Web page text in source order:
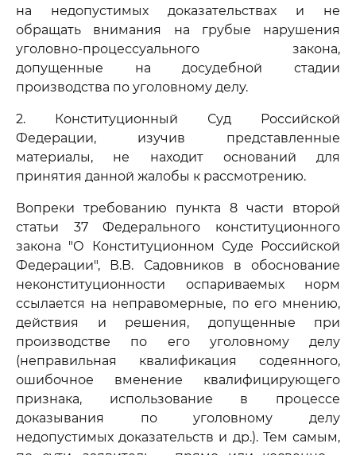
на недопустимых доказательствах и не
обращать внимания на грубые нарушения
уголовно-процессуального закона,
допущенные на досудебной стадии
производства по уголовному делу.
2. Конституционный Суд Российской
Федерации, изучив представленные
материалы, не находит оснований для
принятия данной жалобы к рассмотрению.
Вопреки требованию пункта 8 части второй
статьи 37 Федерального конституционного
закона "О Конституционном Суде Российской
Федерации", В.В. Садовников в обоснование
неконституционности оспариваемых норм
ссылается на неправомерные, по его мнению,
действия и решения, допущенные при
производстве по его уголовному делу
(неправильная квалификация содеянного,
ошибочное вменение квалифицирующего
признака, использование в процессе
доказывания по уголовному делу
недопустимых доказательств и др.). Тем самым,